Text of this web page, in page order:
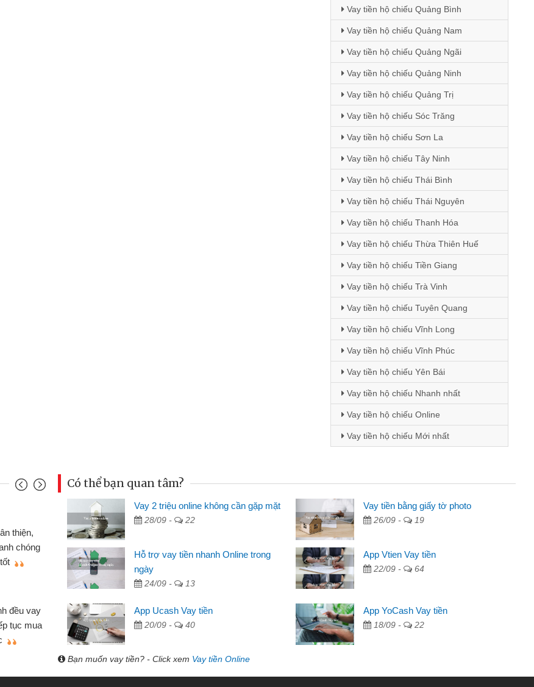
Vay tiền hộ chiếu Quảng Bình
Vay tiền hộ chiếu Quảng Nam
Vay tiền hộ chiếu Quảng Ngãi
Vay tiền hộ chiếu Quảng Ninh
Vay tiền hộ chiếu Quảng Trị
Vay tiền hộ chiếu Sóc Trăng
Vay tiền hộ chiếu Sơn La
Vay tiền hộ chiếu Tây Ninh
Vay tiền hộ chiếu Thái Bình
Vay tiền hộ chiếu Thái Nguyên
Vay tiền hộ chiếu Thanh Hóa
Vay tiền hộ chiếu Thừa Thiên Huế
Vay tiền hộ chiếu Tiền Giang
Vay tiền hộ chiếu Trà Vinh
Vay tiền hộ chiếu Tuyên Quang
Vay tiền hộ chiếu Vĩnh Long
Vay tiền hộ chiếu Vĩnh Phúc
Vay tiền hộ chiếu Yên Bái
Vay tiền hộ chiếu Nhanh nhất
Vay tiền hộ chiếu Online
Vay tiền hộ chiếu Mới nhất
cầm cố chiếc xe wave
tiền bằng CMND online
lợi, sẽ giới thiệu cho bạn
lẻ nhiều lúc cần vốn nhập
bạn bè giới thiệu tôi đã giải
nhanh chóng
Mai Lan - Sinh viên
Tôi biết đến thông qua quảng cáo trên facebook. Tôi là
sinh viên nên cần đóng tiền nhà, sinh nhật bạn bè, mà đọc
thấy thủ tục nhanh gọn nên tôi quyết định vay
Mất 2 tuần các ngân hàng không ai cho vay. Trong khi
cần có 2 triệu để giải quyết việc riêng, trong 1-2 ngày tôi trả
được thôi. Cảm ơn đã giúp tôi kịp thời và nhanh chóng
Có thể bạn quan tâm?
Vay 2 triệu online không cần gặp mặt
28/09 - 22
Vay tiền bằng giấy tờ photo
26/09 - 19
Hỗ trợ vay tiền nhanh Online trong
ngày
24/09 - 13
App Vtien Vay tiền
22/09 - 64
App Ucash Vay tiền
20/09 - 40
App YoCash Vay tiền
18/09 - 22
Bạn muốn vay tiền? - Click xem Vay tiền Online